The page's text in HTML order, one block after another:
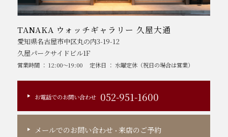
TANAKA ウォッチギャラリー 久屋大通
愛知県名古屋市中区丸の内3-19-12
久屋パークサイドビル1F
営業時間 ： 12:00～19:00 定休日 ： 水曜定休（祝日の場合は営業）
お電話でのお問い合わせ 052-951-1600
メールでのお問い合わせ ・来店のご予約